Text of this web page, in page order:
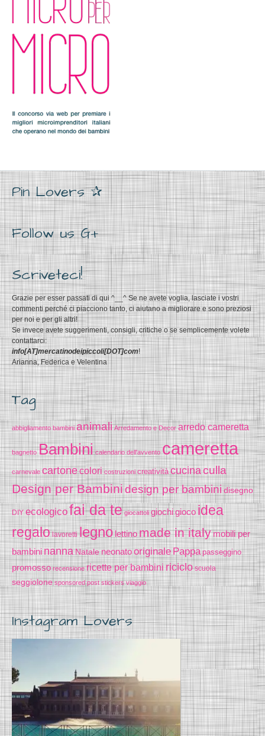
Pin Lovers ✰
Follow us G+
Scriveteci!
Grazie per esser passati di qui ^__^ Se ne avete voglia, lasciate i vostri
commenti perché ci piacciono tanto, ci aiutano a migliorare e sono preziosi
per noi e per gli altri!
Se invece avete suggerimenti, consigli, critiche o se semplicemente volete
contattarci:
info[AT]mercatinodeipiccoli[DOT]com!
Arianna, Federica e Velentina
Tag
abbigliamento bambini animali Arredamento e Decor arredo cameretta
bagnetto Bambini calendario dell'avvento cameretta
carnevale cartonecolori costruzioni creatività cucinaculla
Design per Bambinidesign per bambinidisegno
DIY ecologicofai da te giocattoli giochigioco idea
regalo lavoretti legno lettinomade in italymobili per
bambininannaNataleneonatooriginale Pappa passeggino
promosso recensione ricette per bambini riciclo scuola
seggiolone sponsored post stickers viaggio
Instagram Lovers